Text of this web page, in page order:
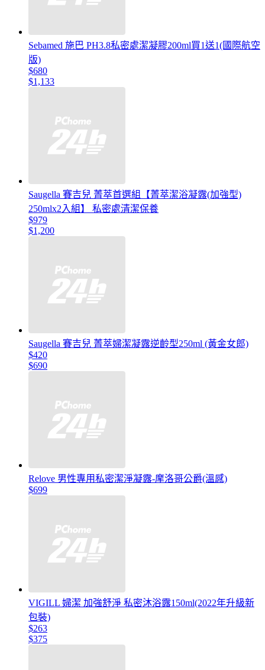
Sebamed 施巴 PH3.8私密處潔凝膠200ml買1送1(國際航空
版)
$680
$1,133
Saugella 賽吉兒 菁萃首選組【菁萃潔浴凝露(加強型)
250mlx2入組】 私密處清潔保養
$979
$1,200
Saugella 賽吉兒 菁萃婦潔凝露逆齡型250ml (黃金女郎)
$420
$690
Relove 男性專用私密潔淨凝露-摩洛哥公爵(溫感)
$699
VIGILL 婦潔 加強舒淨 私密沐浴露150ml(2022年升級新
包裝)
$263
$375